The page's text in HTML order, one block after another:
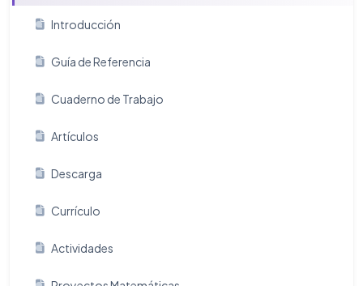
Introducción
Guía de Referencia
Cuaderno de Trabajo
Artículos
Descarga
Currículo
Actividades